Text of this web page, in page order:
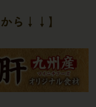
から↓↓】